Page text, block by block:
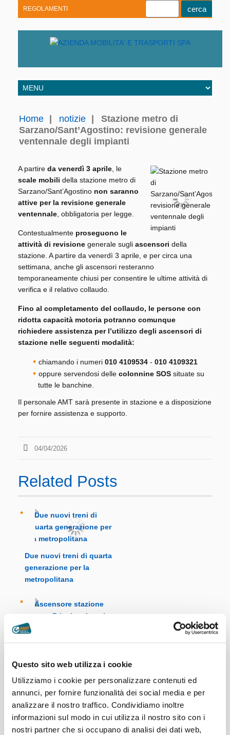
Questo sito web utilizza i cookie
Utilizziamo i cookie per personalizzare contenuti ed
annunci, per fornire funzionalità dei social media e per
analizzare il nostro traffico. Condividiamo inoltre
informazioni sul modo in cui utilizza il nostro sito con i
nostri partner che si occupano di analisi dei dati web,
REGOLAMENTI
Home notizie
Stazione metro di
Sarzano/Sant’Agostino: revisione generale
ventennale degli impianti
A partire da venerdì 3 aprile, le
scale mobili della stazione metro di
Sarzano/Sant’Agostino non saranno
attive per la revisione generale
ventennale, obbligatoria per legge.
Contestualmente proseguono le
attività di revisione generale sugli ascensori della
stazione. A partire da venerdì 3 aprile, e per circa una
settimana, anche gli ascensori resteranno
temporaneamente chiusi per consentire le ultime attività di
verifica e il relativo collaudo.
Fino al completamento del collaudo, le persone con
ridotta capacità motoria potranno comunque
richiedere assistenza per l’utilizzo degli ascensori di
stazione nelle seguenti modalità:
chiamando i numeri010 4109534 -010 4109321
oppure servendosi dellecolonnine SOS situate su
tutte le banchine.
Il personale AMT sarà presente in stazione e a disposizione
per fornire assistenza e supporto.
04/04/2026
Related Posts
Due nuovi treni di quarta
generazione per la
metropolitana
Ascensore stazione metro
Principe: lavori di
manutenzione
programmata dal 17 al 19
giugno